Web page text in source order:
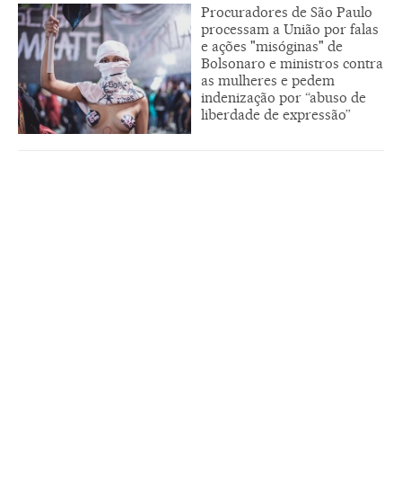
Procuradores de São Paulo
processam a União por falas
e ações "misóginas" de
Bolsonaro e ministros contra
as mulheres e pedem
indenização por “abuso de
liberdade de expressão”